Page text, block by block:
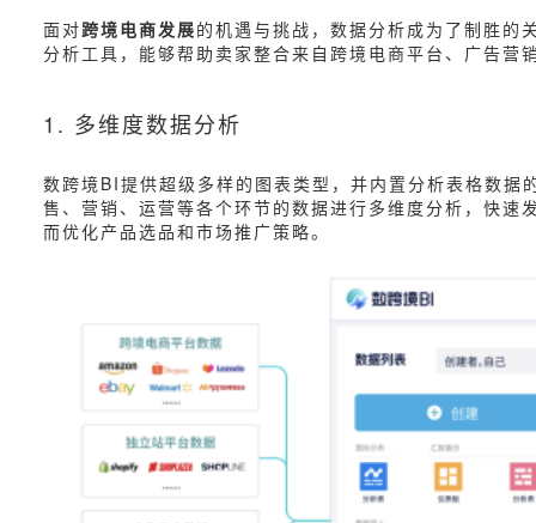
面对跨境电商发展的机遇与挑战，数据分析成为了制胜的
分析工具，能够帮助卖家整合来自跨境电商平台、广告
1. 多维度数据分析
数跨境BI提供超级多样的图表类型，并内置分析表格数
售、营销、运营等各个环节的数据进行多维度分析，快
而优化产品选品和市场推广策略。